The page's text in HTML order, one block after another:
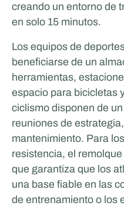
creando un entorno de
en solo 15 minutos.
Los equipos de
beneficiarse de un
herramientas,
espacio para bicicletas
ciclismo disponen de
reuniones de
mantenimiento. Para
resistencia, el
que garantiza que los
una base fiable en las
de entrenamiento o los